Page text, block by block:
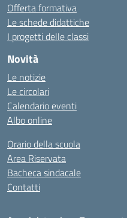
Offerta formativa
Le schede didattiche
I progetti delle classi
Novità
Le notizie
Le circolari
Calendario eventi
Albo online
Orario della scuola
Area Riservata
Bacheca sindacale
Contatti